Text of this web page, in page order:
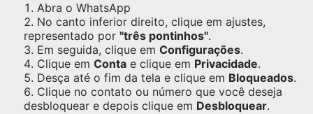
Abra o WhatsApp
No canto inferior direito, clique em ajustes,
representado por "três pontinhos".
Em seguida, clique em Configurações.
Clique em Conta e clique em Privacidade.
Desça até o fim da tela e clique em Bloqueados.
Clique no contato ou número que você deseja
desbloquear e depois clique em Desbloquear.